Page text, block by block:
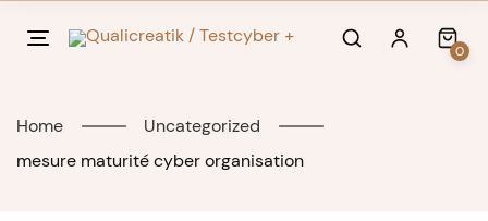
0
Home
Uncategorized
mesure maturité cyber organisation